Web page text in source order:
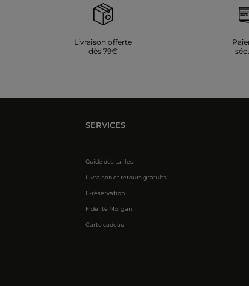
Livraison offerte
dès 79€
SERVICES
Guide des tailles
Livraison et retours gratuits
E-réservation
Fidélité Morgan
Carte cadeau